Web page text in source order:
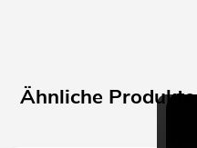
Ähnliche Produkte